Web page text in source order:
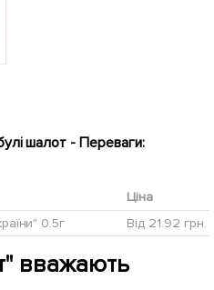
шалот - Переваги:
Ціна
0.5г
Від 21.92 грн.
вважають